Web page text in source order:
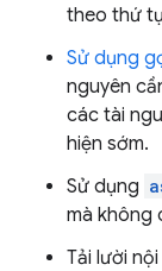
theo thứ
Sử dụng
nguyên
các tài
hiện sớm.
Sử dụng
mà không
Tải lười